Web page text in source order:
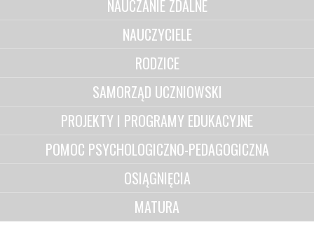
NAUCZANIE ZDALNE
NAUCZYCIELE
RODZICE
SAMORZĄD UCZNIOWSKI
PROJEKTY I PROGRAMY EDUKACYJNE
POMOC PSYCHOLOGICZNO-PEDAGOGICZNA
OSIĄGNIĘCIA
MATURA